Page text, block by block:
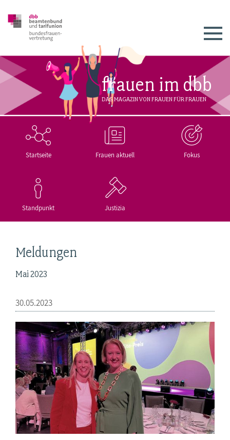
frauen im dbb
DAS MAGAZIN VON FRAUEN FÜR FRAUEN
Startseite Frauen aktuell Fokus
Standpunkt Justizia
Meldungen
Mai 2023
30.05.2023